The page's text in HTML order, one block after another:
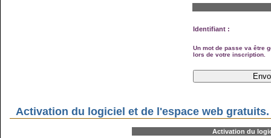
Identifiant :
Un mot de passe va être
lors de votre inscription.
Activation du logiciel et de l'espace web gratuits.
Activation du